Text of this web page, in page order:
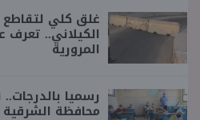
غلق كلي
الكيلاني.. تعرف
المرورية
رسميا
محافظة الشرقية